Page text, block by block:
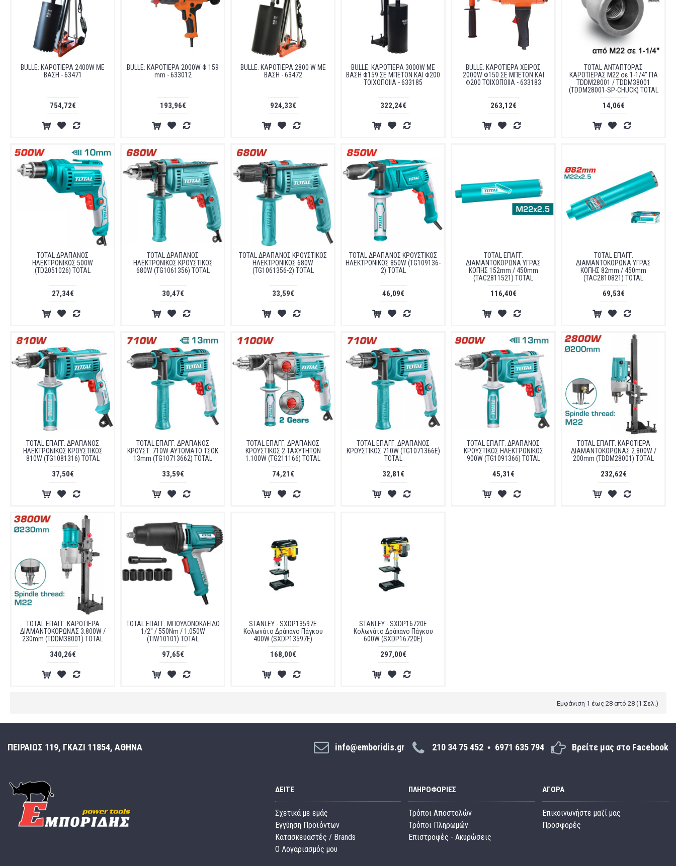
BULLE: ΚΑΡΟΤΙΕΡΑ 2400W ΜΕ
ΒΑΣΗ - 63471
754,72€
BULLE: ΚΑΡΟΤΙΕΡΑ 2000W Φ 159
mm - 633012
193,96€
BULLE: ΚΑΡΟΤΙΕΡΑ 2800 W ΜΕ
ΒΑΣΗ - 63472
924,33€
BULLE: ΚΑΡΟΤΙΕΡΑ 3000W ΜΕ
ΒΑΣΗ Φ159 ΣΕ ΜΠΕΤΟΝ ΚΑΙ Φ200
ΤΟΙΧΟΠΟΙΙΑ - 633185
322,24€
BULLE: ΚΑΡΟΤΙΕΡΑ ΧΕΙΡΟΣ
2000W Φ150 ΣΕ ΜΠΕΤΟΝ ΚΑΙ
Φ200 ΤΟΙΧΟΠΟΙΙΑ - 633183
263,12€
TOTAL ΑΝΤΑΠΤΟΡΑΣ
ΚΑΡΟΤΙΕΡΑΣ M22 σε 1-1/4" ΓΙΑ
TDDM28001 / TDDM38001
(TDDM28001-SP-CHUCK) TOTAL
14,06€
TOTAL ΔΡΑΠΑΝΟΣ
ΗΛΕΚΤΡΟΝΙΚΟΣ 500W
(TD2051026) TOTAL
27,34€
TOTAL ΔΡΑΠΑΝΟΣ
ΗΛΕΚΤΡΟΝΙΚΟΣ ΚΡΟΥΣΤΙΚΟΣ
680W (TG1061356) TOTAL
30,47€
TOTAL ΔΡΑΠΑΝΟΣ ΚΡΟΥΣΤΙΚΟΣ
ΗΛΕΚΤΡΟΝΙΚΟΣ 680W
(TG1061356-2) TOTAL
33,59€
TOTAL ΔΡΑΠΑΝΟΣ ΚΡΟΥΣΤΙΚΟΣ
ΗΛΕΚΤΡΟΝΙΚΟΣ 850W (TG109136-
2) TOTAL
46,09€
TOTAL ΕΠΑΓΓ.
ΔΙΑΜΑΝΤΟΚΟΡΩΝΑ ΥΓΡΑΣ
ΚΟΠΗΣ 152mm / 450mm
(TAC2811521) TOTAL
116,40€
TOTAL ΕΠΑΓΓ.
ΔΙΑΜΑΝΤΟΚΟΡΩΝΑ ΥΓΡΑΣ
ΚΟΠΗΣ 82mm / 450mm
(TAC2810821) TOTAL
69,53€
TOTAL ΕΠΑΓΓ. ΔΡΑΠΑΝΟΣ
ΗΛΕΚΤΡΟΝΙΚΟΣ ΚΡΟΥΣΤΙΚΟΣ
810W (TG1081316) TOTAL
37,50€
TOTAL ΕΠΑΓΓ. ΔΡΑΠΑΝΟΣ
ΚΡΟΥΣΤ. 710W ΑΥΤΟΜΑΤΟ ΤΣΟΚ
13mm (TG10713662) TOTAL
33,59€
TOTAL ΕΠΑΓΓ. ΔΡΑΠΑΝΟΣ
ΚΡΟΥΣΤΙΚΟΣ 2 ΤΑΧΥΤΗΤΩΝ
1.100W (TG211166) TOTAL
74,21€
TOTAL ΕΠΑΓΓ. ΔΡΑΠΑΝΟΣ
ΚΡΟΥΣΤΙΚΟΣ 710W (TG1071366E)
TOTAL
32,81€
TOTAL ΕΠΑΓΓ. ΔΡΑΠΑΝΟΣ
ΚΡΟΥΣΤΙΚΟΣ ΗΛΕΚΤΡΟΝΙΚΟΣ
900W (TG1091366) TOTAL
45,31€
TOTAL ΕΠΑΓΓ. ΚΑΡΟΤΙΕΡΑ
ΔΙΑΜΑΝΤΟΚΟΡΩΝΑΣ 2.800W /
200mm (TDDM28001) TOTAL
232,62€
TOTAL ΕΠΑΓΓ. ΚΑΡΟΤΙΕΡΑ
ΔΙΑΜΑΝΤΟΚΟΡΩΝΑΣ 3.800W /
230mm (TDDM38001) TOTAL
340,26€
TOTAL ΕΠΑΓΓ. ΜΠΟΥΛΟΝΟΚΛΕΙΔΟ
1/2" / 550Nm / 1.050W
(TIW10101) TOTAL
97,65€
STANLEY - SXDP13597E
Κολωνάτο Δράπανο Πάγκου
400W (SXDP13597E)
168,00€
STANLEY - SXDP16720E
Κολωνάτο Δράπανο Πάγκου
600W (SXDP16720E)
297,00€
Εμφάνιση 1 έως 28 από 28 (1 Σελ.)
ΠΕΙΡΑΙΩΣ 119, ΓΚΑΖΙ 11854, ΑΘΗΝΑ info@emboridis.gr 210 34 75 452 6971 635 794 Βρείτε μας στο Facebook
ΔΕΊΤΕ
Σχετικά με εμάς
Εγγύηση Προϊόντων
Κατασκευαστές / Brands
O Λογαριασμός μου
ΠΛΗΡΟΦΟΡΊΕΣ
Τρόποι Αποστολών
Τρόποι Πληρωμών
Επιστροφές - Ακυρώσεις
ΑΓΟΡΆ
Επικοινωνήστε μαζί μας
Προσφορές